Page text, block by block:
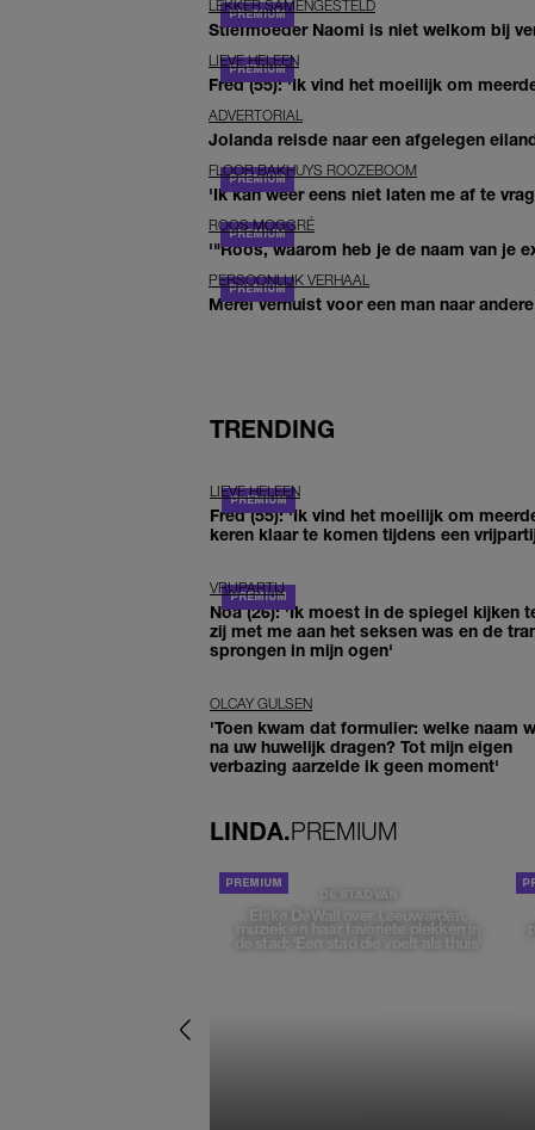
LEKKER SAMENGESTELD
Stiefmoeder Naomi is niet welkom bij
LIEVE HELEEN
Fred (55): 'Ik vind het moeilijk om
ADVERTORIAL
Jolanda reisde naar een afgelegen
FLOOR BAKHUYS ROOZEBOOM
'Ik kan weer eens niet laten me af te
ROOS MOGGRÉ
'"Roos, waarom heb je de naam van je
PERSOONLIJK VERHAAL
Merel verhuist voor een man naar
TRENDING
LIEVE HELEEN
Fred (55): 'Ik vind het moeilijk om
keren klaar te komen tijdens een
VRIJPARTIJ
Noa (26): 'Ik moest in de spiegel kijken
zij met me aan het seksen was en de
sprongen in mijn ogen'
OLCAY GULSEN
'Toen kwam dat formulier: welke naam
na uw huwelijk dragen? Tot mijn eigen
verbazing aarzelde ik geen moment'
LINDA.PREMIUM
DE STAD VAN
Elske DeWall over Leeuwarden,
muziek en haar favoriete plekken in
de stad: 'Een stad die voelt als thuis'